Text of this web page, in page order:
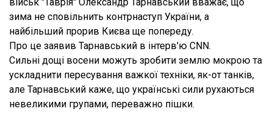
зима не сповільнить контрнаступ України, а
найбільший прорив Києва ще попереду.
Про це заявив Тарнавський в інтерв'ю CNN.
Сильні дощі восени можуть зробити землю мокрою та
ускладнити пересування важкої техніки, як-от танків,
але Тарнавський каже, що українські сили рухаються
невеликими групами, переважно пішки.